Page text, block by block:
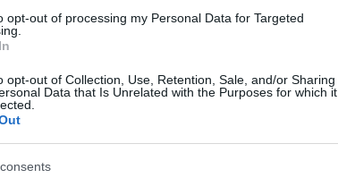
opt-out of processing my Personal Data for Targeted
opt-out of Collection, Use, Retention, Sale, and/or Sharing
Data that Is Unrelated with the Purposes for which it
érkezett az AWS-től